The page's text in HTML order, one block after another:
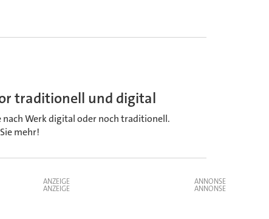
traditionell und digital
Werk digital oder noch traditionell.
mehr!
ANZEIGE
ANZEIGE